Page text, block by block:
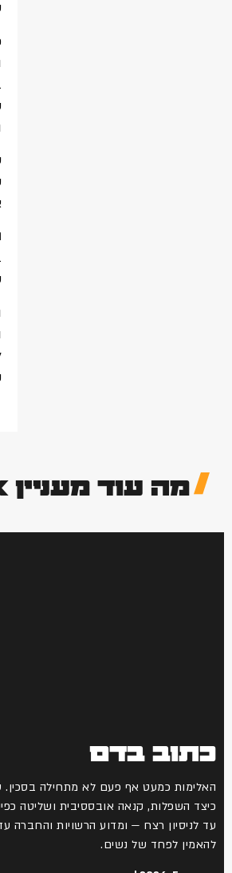
מה עוד מעניין
כתוב בדם
האלימות כמעט אף פעם לא מתחילה
כיצד השפלות, קנאה אובססיבית ושליטה
עד לניסיון רצח — ומדוע הרשויות והחברה
להאמין לפחד של נשים.